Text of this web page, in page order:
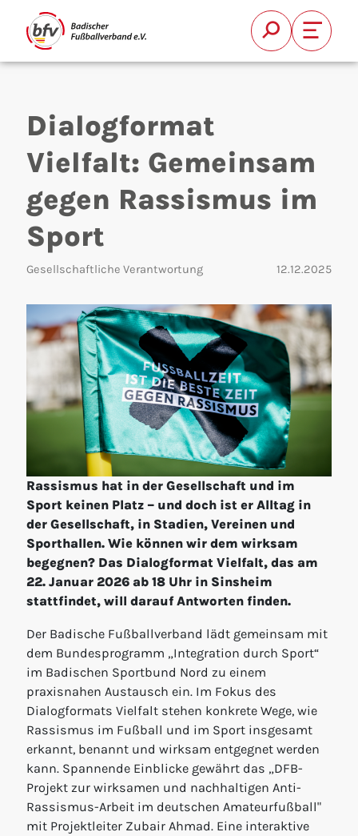
SucheFont
Dialogformat
Vielfalt: Gemeinsam
gegen Rassismus im
Sport
Gesellschaftliche Verantwortung 12.12.2025
Rassismus hat in der Gesellschaft und im
Sport keinen Platz – und doch ist er Alltag in
der Gesellschaft, in Stadien, Vereinen und
Sporthallen. Wie können wir dem wirksam
begegnen? Das Dialogformat Vielfalt, das am
22. Januar 2026 ab 18 Uhr in Sinsheim
stattfindet, will darauf Antworten finden.
Der Badische Fußballverband lädt gemeinsam mit
dem Bundesprogramm „Integration durch Sport“
im Badischen Sportbund Nord zu einem
praxisnahen Austausch ein. Im Fokus des
Dialogformats Vielfalt stehen konkrete Wege, wie
Rassismus im Fußball und im Sport insgesamt
erkannt, benannt und wirksam entgegnet werden
kann. Spannende Einblicke gewährt das „DFB-
Projekt zur wirksamen und nachhaltigen Anti-
Rassismus-Arbeit im deutschen Amateurfußball"
mit Projektleiter Zubair Ahmad. Eine interaktive
Suchen